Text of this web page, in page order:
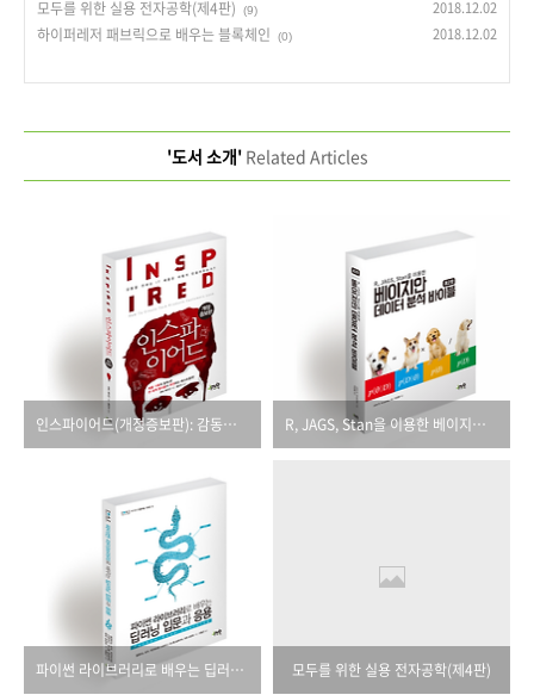
모두를 위한 실용 전자공학(제4판) (9) 2018.12.02
하이퍼레저 패브릭으로 배우는 블록체인 (0) 2018.12.02
'도서 소개'Related Articles
인스파이어드(개정증보판): 감동을 전하는 IT 제품은 어떻게 만들어지는가? R, JAGS, Stan을 이용한 베이지안 데이터 분석 바이블(제2판)
파이썬 라이브러리로 배우는 딥러닝 입문과 응용 모두를 위한 실용 전자공학(제4판)